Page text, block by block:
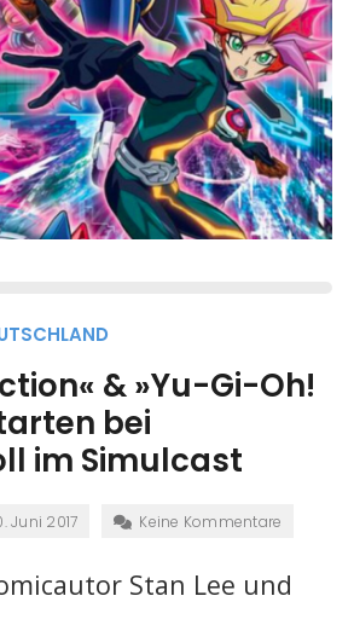
& »Yu-Gi-Oh!
bei
im Simulcast
Juni 2017 Keine Kommentare
Stan Lee und